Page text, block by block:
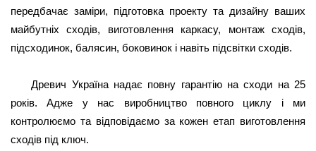
передбачає заміри, підготовка проекту та дизайну ваших
майбутніх сходів, виготовлення каркасу, монтаж сходів,
підсходинок, балясин, боковинок і навіть підсвітки сходів.
Древич Україна надає повну гарантію на сходи на 25
років. Адже у нас виробництво повного циклу і ми
контролюємо та відповідаємо за кожен етап виготовлення
сходів під ключ.